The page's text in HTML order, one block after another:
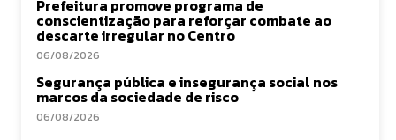
Prefeitura promove programa de
conscientização para reforçar combate ao
descarte irregular no Centro
06/08/2026
Segurança pública e insegurança social nos
marcos da sociedade de risco
06/08/2026